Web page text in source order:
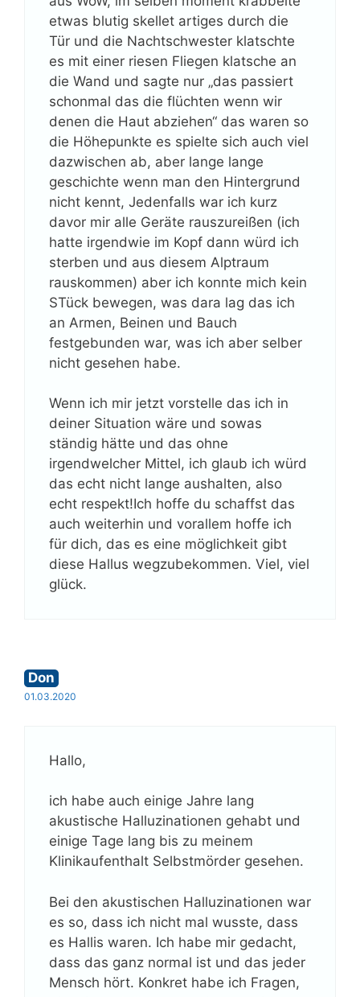
etwas blutig skellet artiges durch die
Tür und die Nachtschwester klatschte
es mit einer riesen Fliegen klatsche an
die Wand und sagte nur „das passiert
schonmal das die flüchten wenn wir
denen die Haut abziehen“ das waren so
die Höhepunkte es spielte sich auch viel
dazwischen ab, aber lange lange
geschichte wenn man den Hintergrund
nicht kennt, Jedenfalls war ich kurz
davor mir alle Geräte rauszureißen (ich
hatte irgendwie im Kopf dann würd ich
sterben und aus diesem Alptraum
rauskommen) aber ich konnte mich kein
STück bewegen, was dara lag das ich
an Armen, Beinen und Bauch
festgebunden war, was ich aber selber
nicht gesehen habe.
Wenn ich mir jetzt vorstelle das ich in
deiner Situation wäre und sowas
ständig hätte und das ohne
irgendwelcher Mittel, ich glaub ich würd
das echt nicht lange aushalten, also
echt respekt!Ich hoffe du schaffst das
auch weiterhin und vorallem hoffe ich
für dich, das es eine möglichkeit gibt
diese Hallus wegzubekommen. Viel, viel
glück.
Don
01.03.2020
Hallo,
ich habe auch einige Jahre lang
akustische Halluzinationen gehabt und
einige Tage lang bis zu meinem
Klinikaufenthalt Selbstmörder gesehen.
Bei den akustischen Halluzinationen war
es so, dass ich nicht mal wusste, dass
es Hallis waren. Ich habe mir gedacht,
dass das ganz normal ist und das jeder
Mensch hört. Konkret habe ich Fragen,